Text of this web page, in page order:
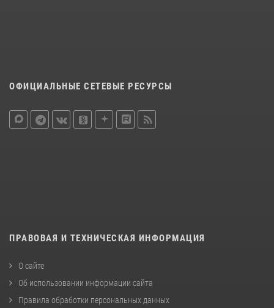
ОФИЦИАЛЬНЫЕ СЕТЕВЫЕ РЕСУРСЫ
ПРАВОВАЯ И ТЕХНИЧЕСКАЯ ИНФОРМАЦИЯ
О сайте
Об использовании информации сайта
Правила обработки персональных данных